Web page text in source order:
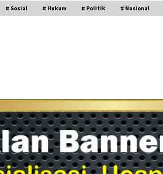
# Sosial # Hukum # Politik # Nasional